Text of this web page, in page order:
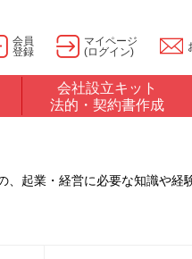
会員
登録
マイページ
(ログイン)
会社設立キット
法的・契約書作成
起業・経営に必要な知識や経